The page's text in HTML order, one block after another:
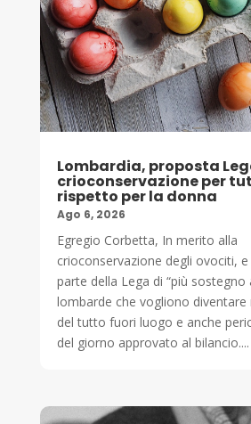
Lombardia, proposta
crioconservazione per
rispetto per la donna
Ago 6, 2026
Egregio Corbetta, In merito alla
crioconservazione degli ovociti,
parte della Lega di “più sostegno
lombarde che vogliono diventare
del tutto fuori luogo e anche
del giorno approvato al bilancio....